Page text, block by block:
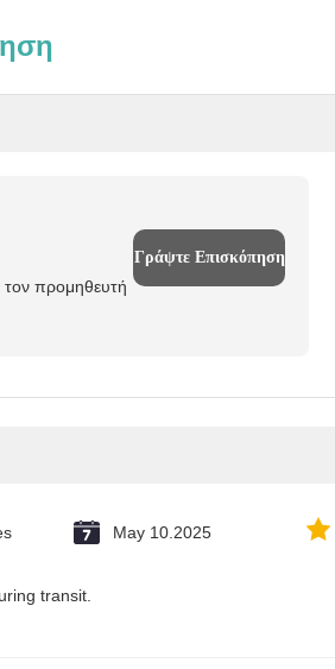
τον προμηθευτή
Γράψτε Επισκόπηση
May 10.2025
transit.